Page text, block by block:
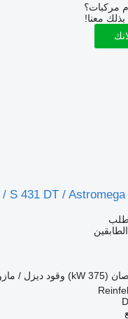
مركبات؟
بذلك معنا!
S 431 DT /
وقود ديزل /